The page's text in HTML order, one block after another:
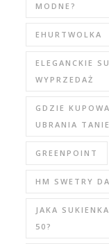
MODNE?
EHURTWOLKA
ELEGANCKIE
WYPRZEDAŻ
GDZIE
UBRANIA
GREENPOINT
HM SWETRY
JAKA
50?